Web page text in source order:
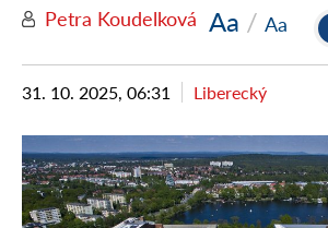
Petra Koudelková Aa / Aa
31. 10. 2025, 06:31 Liberecký